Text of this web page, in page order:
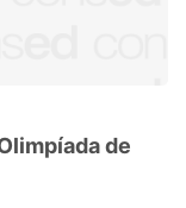
de